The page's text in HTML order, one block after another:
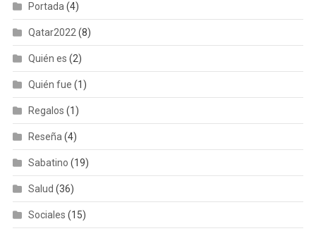
Portada(4)
Qatar2022(8)
Quién es (2)
Quién fue (1)
Regalos (1)
Reseña(4)
Sabatino (19)
Salud (36)
Sociales (15)